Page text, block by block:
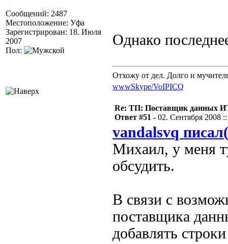
Сообщений: 2487
Местоположение: Уфа
Зарегистрирован: 18. Июля
2007
Пол:
Однако
Отхожу от дел. Долго и
wwwSkype/VoIPICQ
Re: ТП: Поставщик данных
Ответ #51 - 02. Сентября 2008
vandalsvq
Михаил, у меня
обсудить.
В связи с
поставщика
добавлять